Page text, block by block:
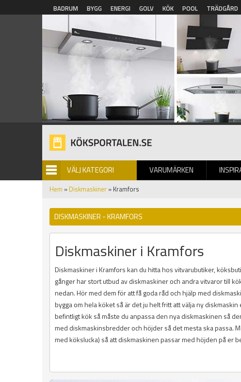
Hoppa till huvudinnehåll
BADRUM BYGG ENERGI GOLV KÖK POOL TRÄDGÅRD
VÄLJ KATEGORI VARUMÄRKEN
BILDGALLERI
Hem » Diskmaskiner » Kramfors
DISKMASKINER - KRAMFORS
Diskmaskiner i Kramfors
Diskmaskiner i Kramfors kan du hitta hos vitvarubutiker,
gånger har stort utbud av diskmaskiner och andra vitvaror till
nedan. Hör med dem för att få goda råd och hjälp med
bygga om hela köket så är det ju helt fritt att välja ny
befintligt kök så måste du anpassa den nya diskmaskinen så
med diskmaskinsbredder och höjder så det mesta ska passa.
med kökslucka) så att diskmaskinen passar med höjden på er